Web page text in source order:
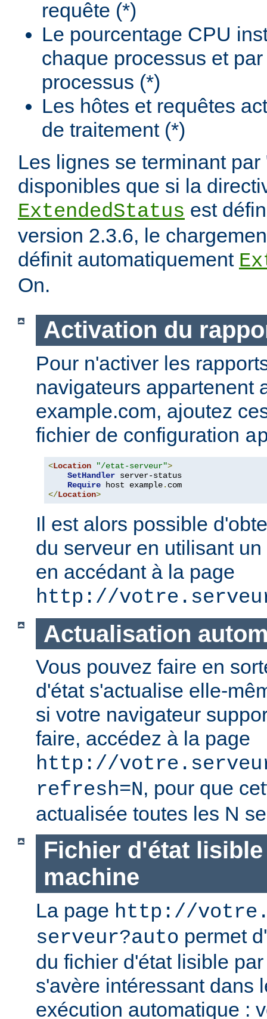
requête (*)
Le pourcentage CPU
chaque processus et
processus (*)
Les hôtes et requêtes
de traitement (*)
Les lignes se terminant par
disponibles que si la
ExtendedStatus est
version 2.3.6, le
définit automatiquement
On.
Activation du
Pour n'activer les
navigateurs appartenent
example.com, ajoutez
fichier de configuration
<Location "/etat-serveur">
SetHandler server-status
Require host example.
</Location>
Il est alors possible
du serveur en utilisant
en accédant à la page
http://
Actualisation
Vous pouvez faire en
d'état s'actualise elle-
si votre navigateur
faire, accédez à la page
http://
refresh=N, pour que
actualisée toutes les N
Fichier d'état
machine
La page http://
serveur?auto permet
du fichier d'état lisible
s'avère intéressant dans
exécution automatique :